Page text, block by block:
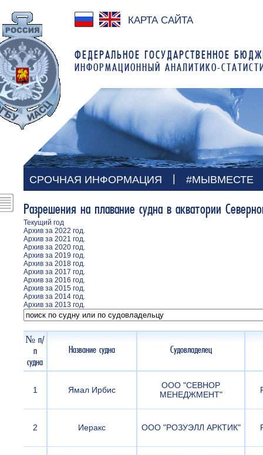
КАРТА САЙТА
ФЕДЕРАЛЬНОЕ ГОСУДАРСТВЕННОЕ
ИНФОРМАЦИОННЫЙ АНАЛИТИКО-
СРОЧНАЯ ИНФОРМАЦИЯ #МЫВМЕСТЕ
Разрешения на плавание судна в акватории
Текущий год
Архив за 2022 год.
Архив за 2021 год.
Архив за 2020 год.
Архив за 2019 год.
Архив за 2018 год.
Архив за 2017 год.
Архив за 2016 год.
Архив за 2015 год.
Архив за 2014 год.
Архив за 2013 год.
№ п/
п
судна
Название судна Судовладелец
1 Ямал Ирбис
ООО "СЕВНОР
МЕНЕДЖМЕНТ"
2 Иеракс ООО "РОЗУЭЛЛ АРКТИК"